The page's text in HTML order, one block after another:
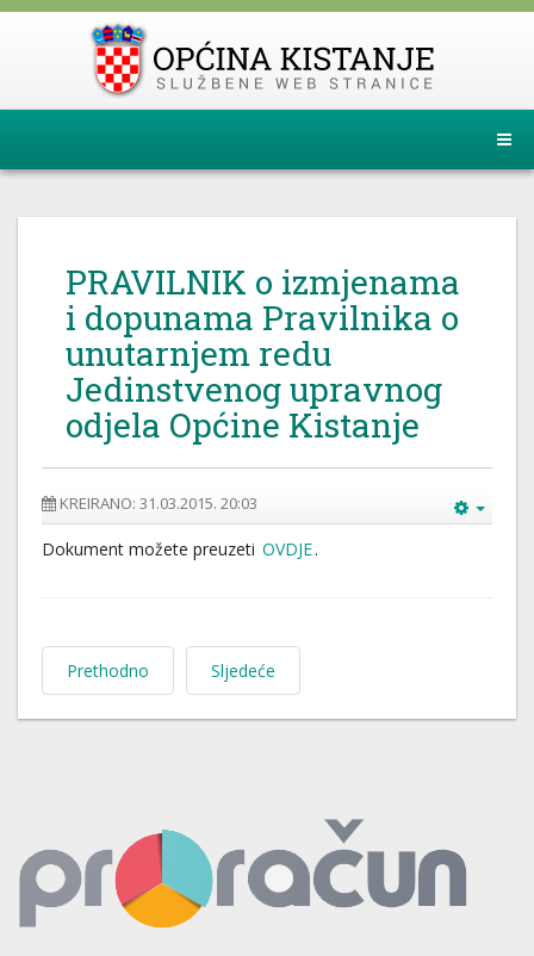
PRAVILNIK o izmjenama
i dopunama Pravilnika o
unutarnjem redu
Jedinstvenog upravnog
odjela Općine Kistanje
KREIRANO: 31.03.2015. 20:03
Dokument možete preuzeti OVDJE.
Prethodno Sljedeće